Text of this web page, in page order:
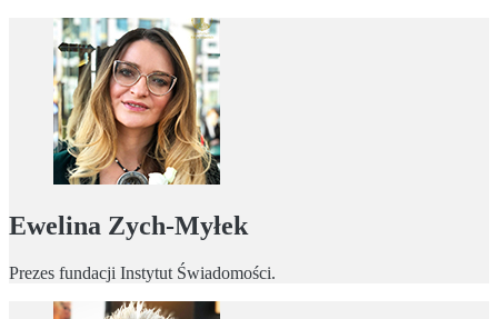
Ewelina Zych-Myłek
Prezes fundacji Instytut Świadomości.